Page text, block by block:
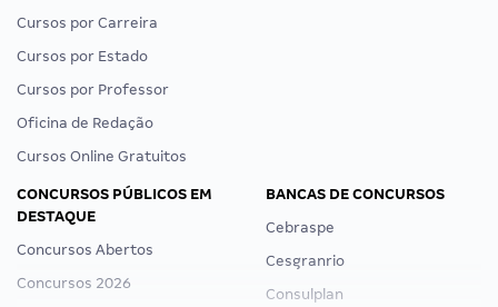
Cursos por Carreira
Cursos por Estado
Cursos por Professor
Oficina de Redação
Cursos Online Gratuitos
CONCURSOS PÚBLICOS EM
DESTAQUE
Concursos Abertos
Concursos 2026
BANCAS DE CONCURSOS
Cebraspe
Cesgranrio
Consulplan